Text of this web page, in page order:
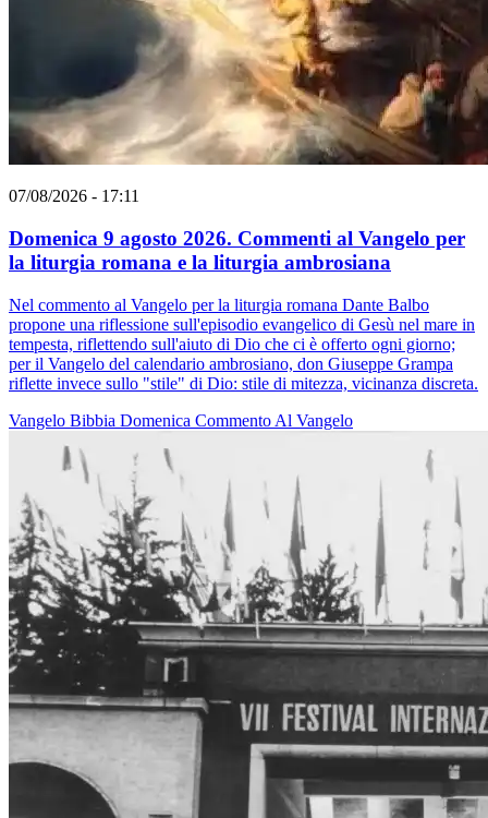
07/08/2026 - 17:11
Domenica 9 agosto 2026. Commenti al Vangelo per
la liturgia romana e la liturgia ambrosiana
Nel commento al Vangelo per la liturgia romana Dante Balbo
propone una riflessione sull'episodio evangelico di Gesù nel mare in
tempesta, riflettendo sull'aiuto di Dio che ci è offerto ogni giorno;
per il Vangelo del calendario ambrosiano, don Giuseppe Grampa
riflette invece sullo "stile" di Dio: stile di mitezza, vicinanza discreta.
Vangelo Bibbia Domenica Commento Al Vangelo